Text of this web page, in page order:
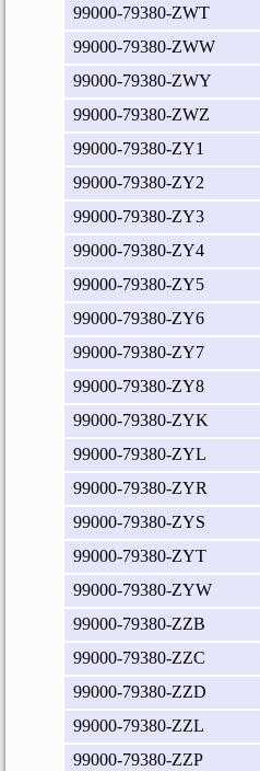
99000-79380-ZWT
99000-79380-ZWW
99000-79380-ZWY
99000-79380-ZWZ
99000-79380-ZY1
99000-79380-ZY2
99000-79380-ZY3
99000-79380-ZY4
99000-79380-ZY5
99000-79380-ZY6
99000-79380-ZY7
99000-79380-ZY8
99000-79380-ZYK
99000-79380-ZYL
99000-79380-ZYR
99000-79380-ZYS
99000-79380-ZYT
99000-79380-ZYW
99000-79380-ZZB
99000-79380-ZZC
99000-79380-ZZD
99000-79380-ZZL
99000-79380-ZZP